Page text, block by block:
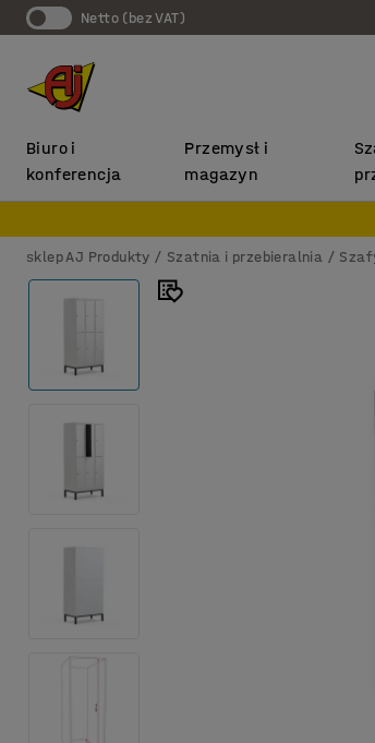
Netto (bez VAT)
Biuro i
konferencja
Przemysł i
magazyn
sklep AJ Produkty Szatnia i przebieralnia